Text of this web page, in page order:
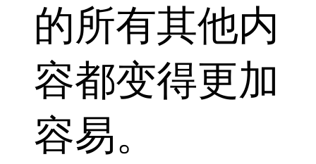
的所有其他内
容都变得更加
容易。